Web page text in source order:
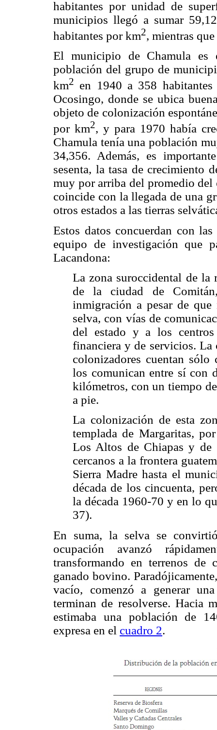
habitantes por unidad de
municipios llegó a sumar
habitantes por km2, mientras
El municipio de Chamula es
población del grupo de
km2 en 1940 a 358
Ocosingo, donde se ubica
objeto de colonización
por km2, y para 1970 había
Chamula tenía una población
34,356. Además, es
sesenta, la tasa de crecimiento
muy por arriba del promedio del
coincide con la llegada de una
otros estados a las tierras
Estos datos concuerdan con
equipo de investigación que
Lacandona:
La zona suroccidental de la
de la ciudad de
inmigración a pesar de
selva, con vías de
del estado y a los centros
financiera y de servicios. La
colonizadores cuentan sólo
los comunican entre sí con
kilómetros, con un tiempo
a pie.
La colonización de esta
templada de Margaritas,
Los Altos de Chiapas y de
cercanos a la frontera
Sierra Madre hasta el
década de los cincuenta,
la década 1960-70 y en lo
37).
En suma, la selva se
ocupación avanzó
transformando en terrenos
ganado bovino.
vacío, comenzó a generar
terminan de resolverse. Hacia
estimaba una población de
expresa en el cuadro 2.